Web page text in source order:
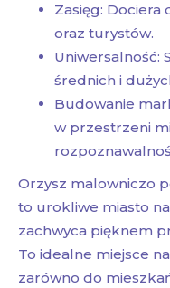
Zasięg: Dociera
oraz turystów.
Uniwersalność:
średnich i
Budowanie
w przestrzeni
Orzysz malowniczo
to urokliwe miasto
zachwyca pięknem
To idealne miejsce
zarówno do